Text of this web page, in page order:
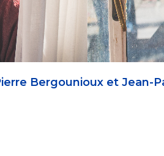
Bergounioux et Jean-